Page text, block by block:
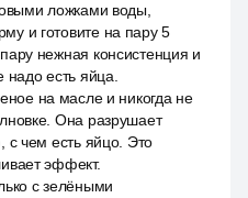
ложками воды,
и готовите на пару 5
нежная консистенция и
надо есть яйца.
на масле и никогда не
Она разрушает
с чем есть яйцо. Это
эффект.
с зелёными